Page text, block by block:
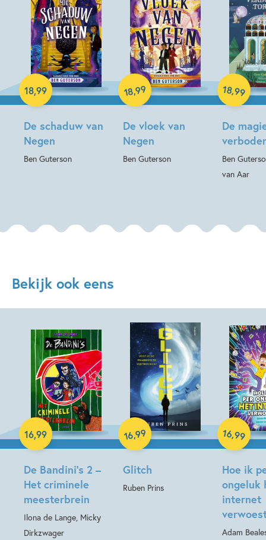
De schaduw van
Negen
Ben Guterson
18,99
Hardcover
De vloek van
Negen
Ben Guterson
18,99
Hardcover
De
Ben
van Aar
18,99
Hardcover
Bekijk ook eens
De Bandini’s 2 –
Het criminele
meesterbrein
Ilona de Lange, Micky
Dirkzwager
16,99
Hardcover
Glitch
Ruben Prins
16,99
Paperback
Hoe ik
ongeluk
internet
Adam
16,99
Hardcover